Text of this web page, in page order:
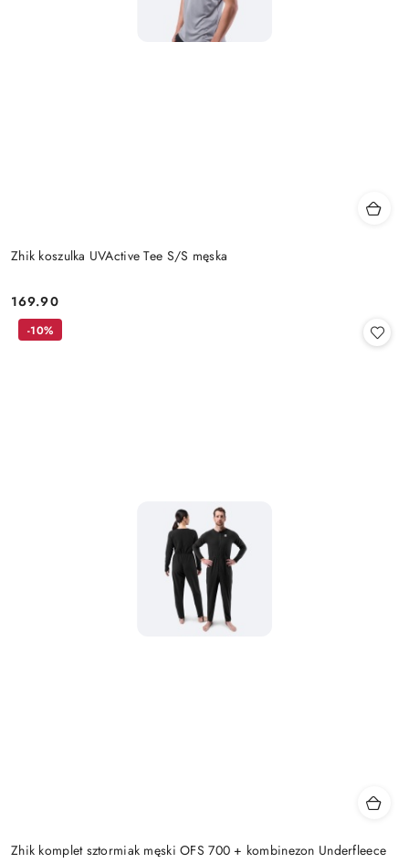
Zhik koszulka UVActive Tee S/S męska
Cena:
169.90
Zhik komplet sztormiak męski OFS 700 + kombinezon Underfleece
-10%